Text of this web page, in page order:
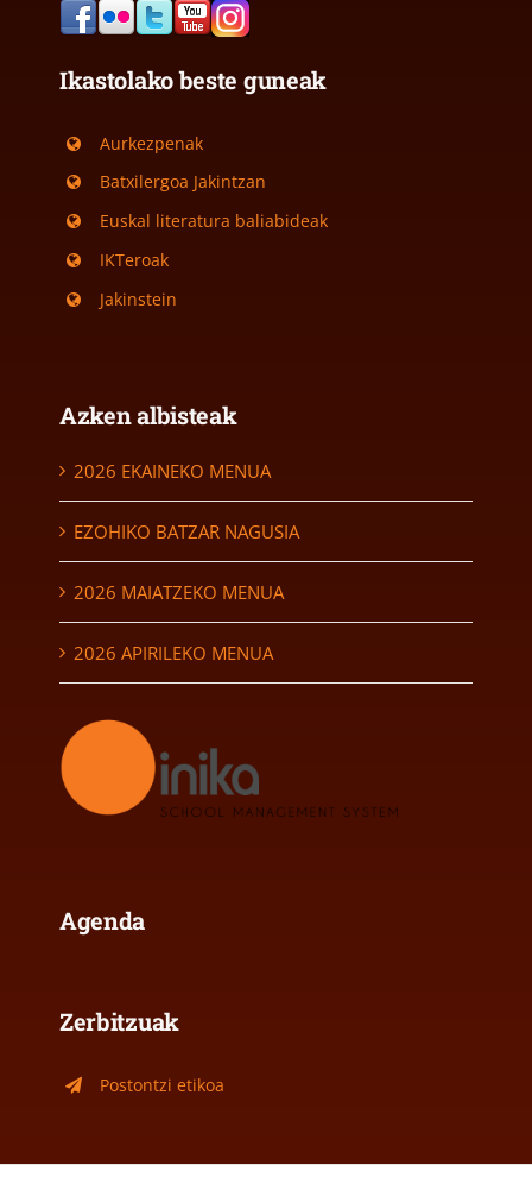
Ikastolako beste guneak
Aurkezpenak
Batxilergoa Jakintzan
Euskal literatura baliabideak
IKTeroak
Jakinstein
Azken albisteak
2026 EKAINEKO MENUA
EZOHIKO BATZAR NAGUSIA
2026 MAIATZEKO MENUA
2026 APIRILEKO MENUA
Agenda
Zerbitzuak
Postontzi etikoa